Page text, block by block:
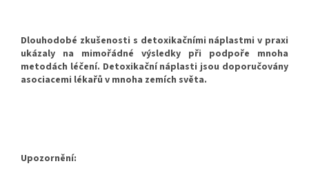
Dlouhodobé zkušenosti s detoxikačními náplastmi v praxi
ukázaly na mimořádné výsledky při podpoře mnoha
metodách léčení. Detoxikační náplasti jsou doporučovány
asociacemi lékařů v mnoha zemích světa.
Upozornění: